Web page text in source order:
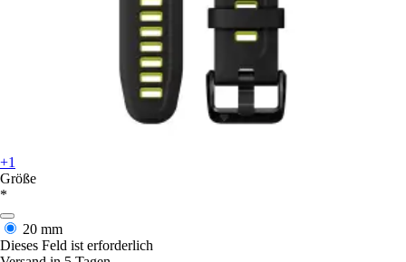
+1
Größe
*
20 mm
Dieses Feld ist erforderlich